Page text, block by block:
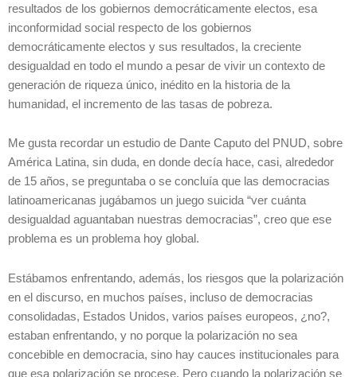
resultados de los gobiernos democráticamente electos, esa
inconformidad social respecto de los gobiernos
democráticamente electos y sus resultados, la creciente
desigualdad en todo el mundo a pesar de vivir un contexto de
generación de riqueza único, inédito en la historia de la
humanidad, el incremento de las tasas de pobreza.
Me gusta recordar un estudio de Dante Caputo del PNUD, sobre
América Latina, sin duda, en donde decía hace, casi, alrededor
de 15 años, se preguntaba o se concluía que las democracias
latinoamericanas jugábamos un juego suicida “ver cuánta
desigualdad aguantaban nuestras democracias”, creo que ese
problema es un problema hoy global.
Estábamos enfrentando, además, los riesgos que la polarización
en el discurso, en muchos países, incluso de democracias
consolidadas, Estados Unidos, varios países europeos, ¿no?,
estaban enfrentando, y no porque la polarización no sea
concebible en democracia, sino hay cauces institucionales para
que esa polarización se procese. Pero cuando la polarización se